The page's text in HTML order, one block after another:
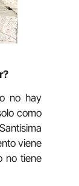
no hay
como
viene
no tiene